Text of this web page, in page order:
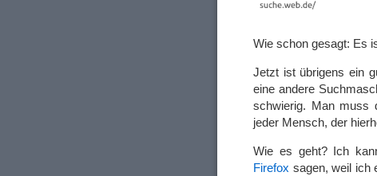
Wie schon gesagt: Es
Jetzt ist übrigens ein
eine andere
schwierig. Man muss
jeder Mensch, der
Wie es geht? Ich
Firefox sagen, weil ich